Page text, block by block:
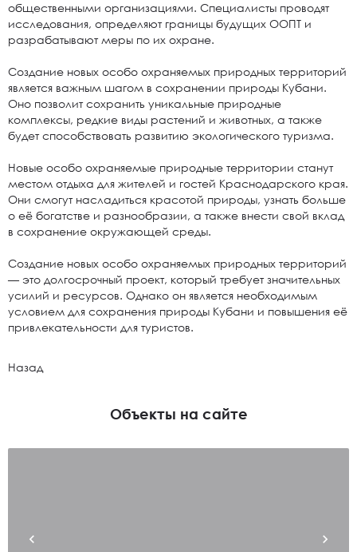
общественными организациями. Специалисты проводят
исследования, определяют границы будущих ООПТ и
разрабатывают меры по их охране.
Создание новых особо охраняемых природных территорий
является важным шагом в сохранении природы Кубани.
Оно позволит сохранить уникальные природные
комплексы, редкие виды растений и животных, а также
будет способствовать развитию экологического туризма.
Новые особо охраняемые природные территории станут
местом отдыха для жителей и гостей Краснодарского края.
Они смогут насладиться красотой природы, узнать больше
о её богатстве и разнообразии, а также внести свой вклад
в сохранение окружающей среды.
Создание новых особо охраняемых природных территорий
— это долгосрочный проект, который требует значительных
усилий и ресурсов. Однако он является необходимым
условием для сохранения природы Кубани и повышения её
привлекательности для туристов.
Назад
Объекты на сайте